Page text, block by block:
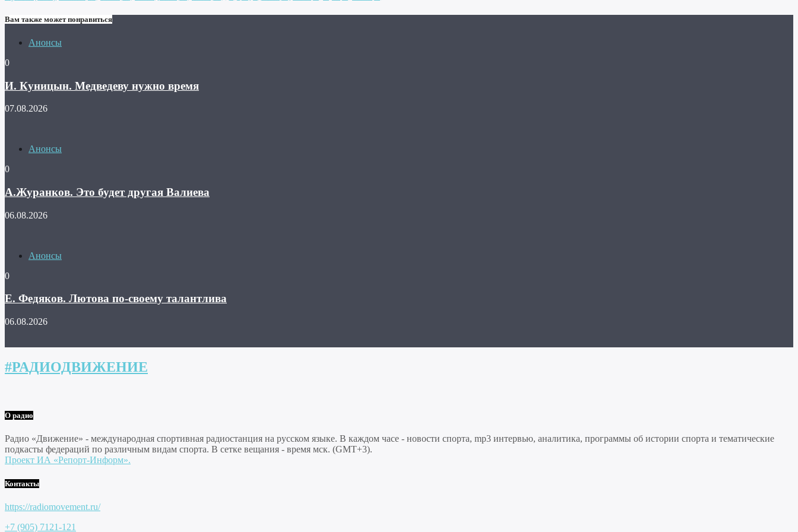
Вам также может понравиться
Анонсы
0
И. Куницын. Медведеву нужно время
07.08.2026
Анонсы
0
А.Журанков. Это будет другая Валиева
06.08.2026
Анонсы
0
Е. Федяков. Лютова по-своему талантлива
06.08.2026
#РАДИОДВИЖЕНИЕ
О радио
Радио «Движение» - международная спортивная радиостанция на русском языке. В каждом часе - новости спорта, mp3 интервью, аналитика, программы об истории спорта и тематические
подкасты федераций по различным видам спорта. В сетке вещания - время мск. (GMT+3).
Проект ИА «Репорт-Информ».
Контакты
https://radiomovement.ru/
+7 (905) 7121-121